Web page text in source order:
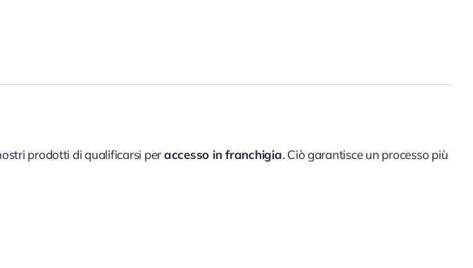
prodotti di qualificarsi peraccesso in franchigia. Ciò garantisce un processo più